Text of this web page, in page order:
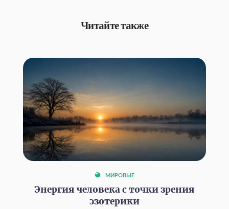
Читайте также
МИРОВЫЕ
Энергия человека с точки зрения
эзотерики